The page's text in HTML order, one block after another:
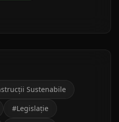
Sustenabile
#Legislație